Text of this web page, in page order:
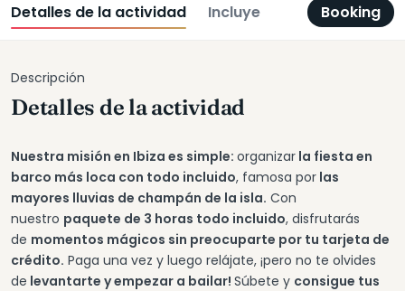
Detalles de la actividad Incluye Booking
Descripción
Detalles de la actividad
Nuestra misión en Ibiza es simple: organizar la fiesta en
barco más loca con todo incluido, famosa por las
mayores lluvias de champán de la isla. Con
nuestro paquete de 3 horas todo incluido, disfrutarás
de momentos mágicos sin preocuparte por tu tarjeta de
crédito. Paga una vez y luego relájate, ¡pero no te olvides
de levantarte y empezar a bailar! Súbete y consigue tus